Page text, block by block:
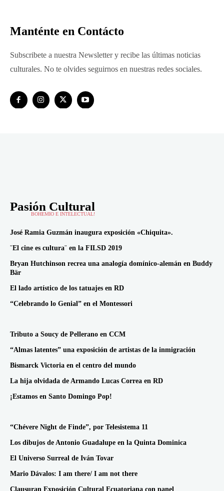
Manténte en Contácto
Subscribete a nuestra Newsletter y recibe las últimas noticias
culturales. No te olvides seguirnos en nuestras redes sociales.
Pasión Cultural
BOHEMIO E INTELECTUAL!
José Ramia Guzmán inaugura exposición «Chiquita».
¨El cine es cultura¨ en la FILSD 2019
Bryan Hutchinson recrea una analogía domínico-alemán en Buddy
Bär
El lado artístico de los tatuajes en RD
“Celebrando lo Genial” en el Montessori
Tributo a Soucy de Pellerano en CCM
“Almas latentes” una exposición de artistas de la inmigración
Bismarck Victoria en el centro del mundo
La hija olvidada de Armando Lucas Correa en RD
¡Estamos en Santo Domingo Pop!
“Chévere Night de Finde”, por Telesistema 11
Los dibujos de Antonio Guadalupe en la Quinta Dominica
El Universo Surreal de Iván Tovar
Mario Dávalos: I am there/ I am not there
Clausuran Exposición Cultural Ecuatoriana con panel